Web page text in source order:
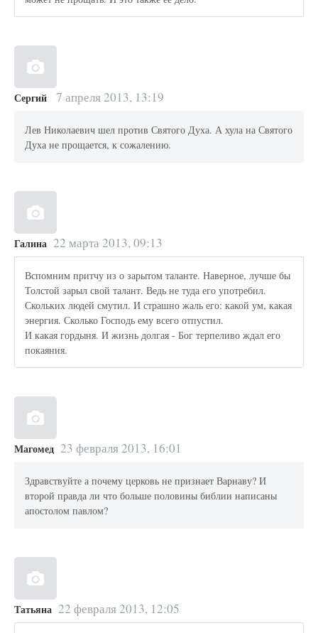
Сергий 7 апреля 2013, 13:19
Лев Николаевич шел против Святого Духа. А хула на Святого
Духа не прощается, к сожалению.
Галина 22 марта 2013, 09:13
Вспомним притчу из о зарытом таланте. Наверное, лучше бы
Толстой зарыл свой талант. Ведь не туда его употребил.
Скольких людей смутил. И страшно жаль его: какой ум, какая
энергия. Сколько Господь ему всего отпустил.
И какая гордыня. И жизнь долгая - Бог терпеливо ждал его
покаяния.
Магомед 23 февраля 2013, 16:01
Здравствуйте а почему церковь не признает Варнаву? И
второй правда ли что больше половины библии написаны
апостолом павлом?
Татьяна 22 февраля 2013, 12:05